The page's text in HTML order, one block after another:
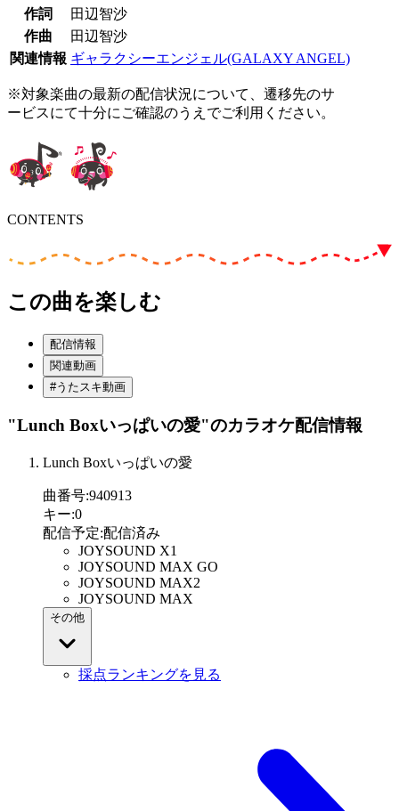
作詞
田辺智沙
作曲
田辺智沙
関連情報 ギャラクシーエンジェル(GALAXY ANGEL)
※対象楽曲の最新の配信状況について、遷移先のサ
ービスにて十分にご確認のうえでご利用ください。
CONTENTS
この曲を楽しむ
配信情報
関連動画
#うたスキ動画
"Lunch Boxいっぱいの愛"のカラオケ配信情報
Lunch Boxいっぱいの愛
曲番号:940913
キー:0
配信予定:配信済み
JOYSOUND X1
JOYSOUND MAX GO
JOYSOUND MAX2
JOYSOUND MAX
その他
採点ランキングを見る